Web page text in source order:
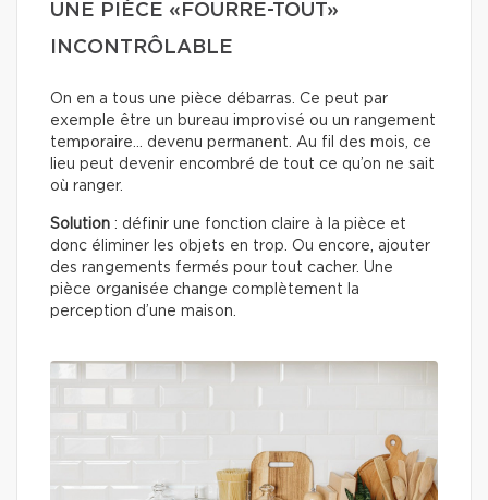
UNE PIÈCE «FOURRE-TOUT»
INCONTRÔLABLE
On en a tous une pièce débarras. Ce peut par
exemple être un bureau improvisé ou un rangement
temporaire… devenu permanent. Au fil des mois, ce
lieu peut devenir encombré de tout ce qu’on ne sait
où ranger.
Solution : définir une fonction claire à la pièce et
donc éliminer les objets en trop. Ou encore, ajouter
des rangements fermés pour tout cacher. Une
pièce organisée change complètement la
perception d’une maison.